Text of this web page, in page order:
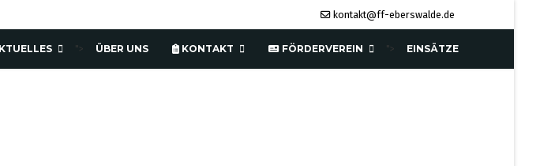
kontakt@ff-eberswalde.de
"> ÜBER UNS KONTAKT FÖRDERVEREIN "> EINSÄTZE